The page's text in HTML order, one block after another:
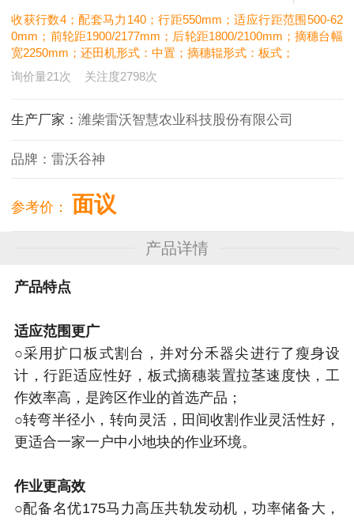
收获行数4；配套马力140；行距550mm；适应行距范围500-62
0mm；前轮距1900/2177mm；后轮距1800/2100mm；摘穗台幅
宽2250mm；还田机形式：中置；摘穗辊形式：板式；
询价量21 次 关注度2798次
生产厂家：潍柴雷沃智慧农业科技股份有限公司
品牌：雷沃谷神
参考价： 面议
产品详情
产品特点
适应范围更广
○采用扩口板式割台，并对分禾器尖进行了瘦身设
计，行距适应性好，板式摘穗装置拉茎速度快，工
作效率高，是跨区作业的首选产品；
○转弯半径小，转向灵活，田间收割作业灵活性好，
更适合一家一户中小地块的作业环境。
作业更高效
○配备名优175马力高压共轨发动机，功率储备大，